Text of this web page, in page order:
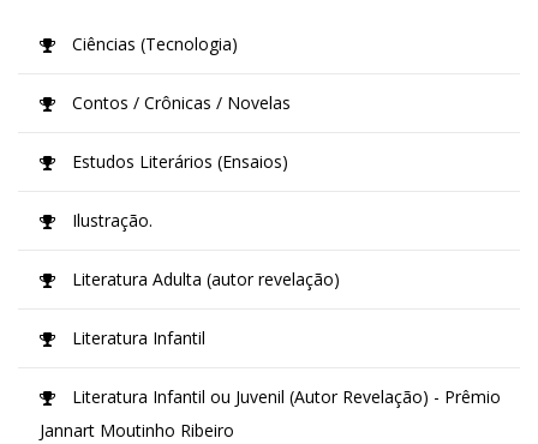
Ciências (Tecnologia)
Contos / Crônicas / Novelas
Estudos Literários (Ensaios)
Ilustração.
Literatura Adulta (autor revelação)
Literatura Infantil
Literatura Infantil ou Juvenil (Autor Revelação) - Prêmio
Jannart Moutinho Ribeiro